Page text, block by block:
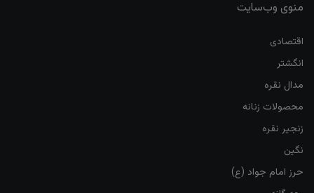
منوی وب‌سایت
اقتصادی
انگشتر
مدال نقره
محصولات زنانه
زنجیر نقره
نگین
حرز امام جواد (ع)